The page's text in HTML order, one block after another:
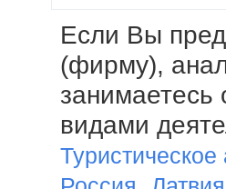
Если Вы
(фирму),
занимаетесь
видами
Туристическое